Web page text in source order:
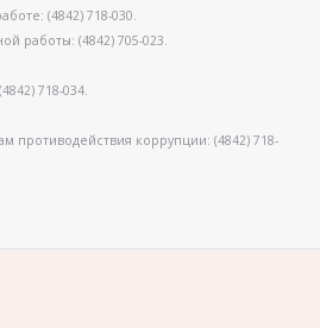
(4842) 718-030.
работы: (4842) 705-023.
718-034.
противодействия коррупции: (4842) 718-